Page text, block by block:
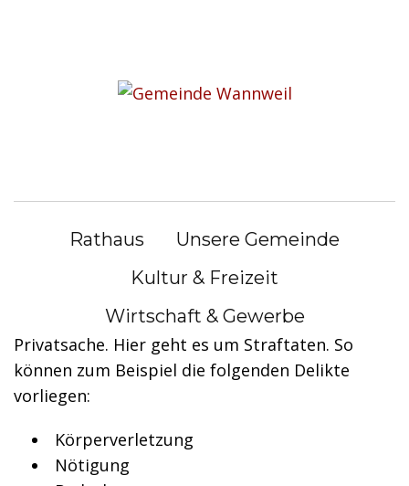
Rathaus
Unsere Gemeinde
Kultur & Freizeit
Wirtschaft & Gewerbe
Häusliche Gewalt - Platzverweis,
Wohnungsverweis, Rückkehrverbot
und Annäherungsverbot erwirken
Gewalt im häuslichen Bereich ist keine
Privatsache. Hier geht es um Straftaten. So
können zum Beispiel die folgenden Delikte
vorliegen:
Körperverletzung
Nötigung